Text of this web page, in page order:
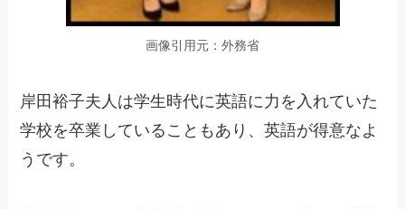
画像引用元：外務省
岸田裕子夫人は学生時代に英語に力を入れていた
学校を卒業していることもあり、英語が得意なよ
うです。